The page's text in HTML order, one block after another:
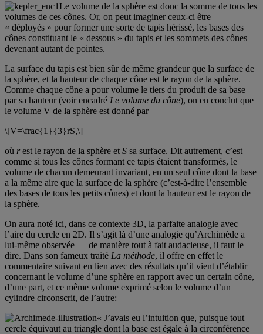
Le volume de la sphère est donc la somme de tous les
volumes de ces cônes. Or, on peut imaginer ceux-ci être
« déployés » pour former une sorte de tapis hérissé, les bases des
cônes constituant le « dessous » du tapis et les sommets des cônes
devenant autant de pointes.
La surface du tapis est bien sûr de même grandeur que la surface de
la sphère, et la hauteur de chaque cône est le rayon de la sphère.
Comme chaque cône a pour volume le tiers du produit de sa base
par sa hauteur (voir encadré Le volume du cône), on en conclut que
le volume V de la sphère est donné par
\[V=\frac{1}{3}rS,\]
où rest le rayon de la sphère et S sa surface. Dit autrement, c’est
comme si tous les cônes formant ce tapis étaient transformés, le
volume de chacun demeurant invariant, en un seul cône dont la base
a la même aire que la surface de la sphère (c’est-à-dire l’ensemble
des bases de tous les petits cônes) et dont la hauteur est le rayon de
la sphère.
On aura noté ici, dans ce contexte 3D, la parfaite analogie avec
l’aire du cercle en 2D. Il s’agit là d’une analogie qu’Archimède a
lui-même observée — de manière tout à fait audacieuse, il faut le
dire. Dans son fameux traité La méthode, il offre en effet le
commentaire suivant en lien avec des résultats qu’il vient d’établir
concernant le volume d’une sphère en rapport avec un certain cône,
d’une part, et ce même volume exprimé selon le volume d’un
cylindre circonscrit, de l’autre:
« J’avais eu l’intuition que, puisque tout
cercle équivaut au triangle dont la base est égale à la circonférence